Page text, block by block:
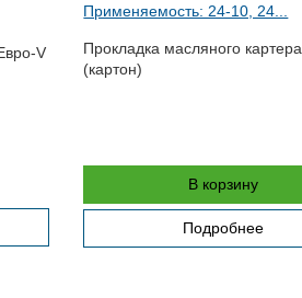
V
Применяемость: 24-10, 24...
Прокладка масляного картера
(картон)
В корзину
Подробнее